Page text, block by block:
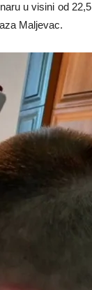
u visini od 22,5
Maljevac.